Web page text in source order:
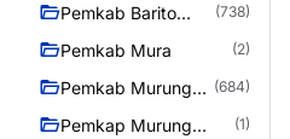
Pemkab Barito
(738)
Pemkab Mura (2)
Pemkab Murung
(684)
Pemkap Murung
(1)